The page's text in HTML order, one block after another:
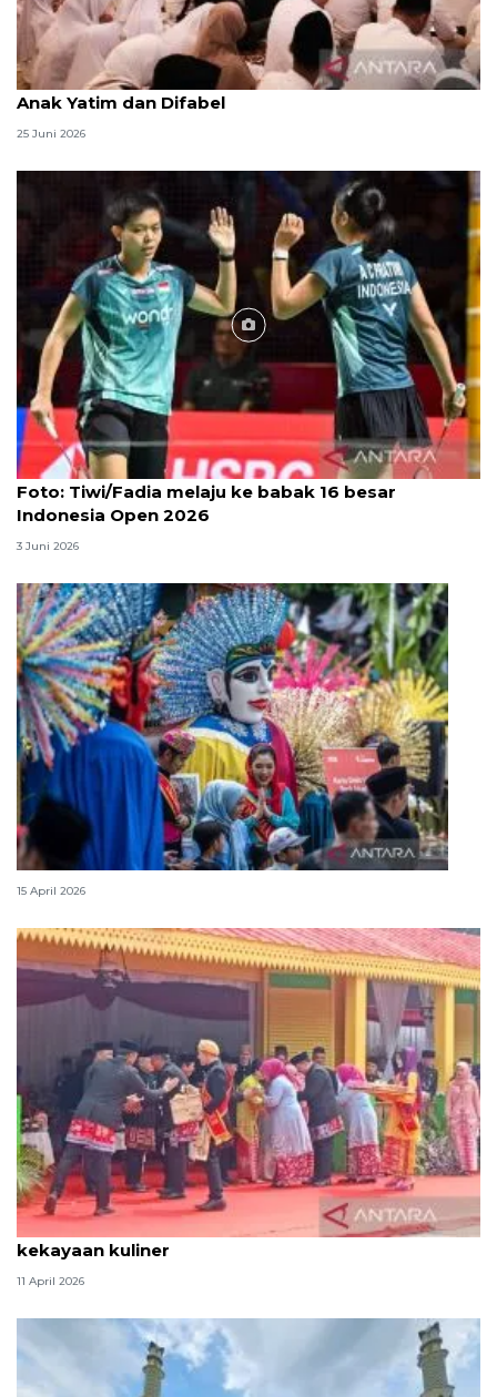
Menag jadikan setiap 10 Muharam sebagai Lebaran
Anak Yatim dan Difabel
25 Juni 2026
Foto
Foto: Tiwi/Fadia melaju ke babak 16 besar
Indonesia Open 2026
3 Juni 2026
Lebaran Betawi, harmoni tradisi dan kota global
15 April 2026
Tradisi hantaran Lebaran Betawi simbol bakti dan
kekayaan kuliner
11 April 2026